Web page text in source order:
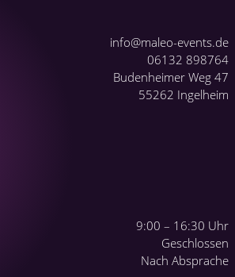
info@maleo-events.de
06132 898764
Budenheimer Weg 47
55262 Ingelheim
9:00 – 16:30 Uhr
Geschlossen
Nach Absprache